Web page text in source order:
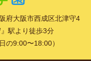
府大阪市西成区北津守4
駅より徒歩3分
の9:00〜18:00）